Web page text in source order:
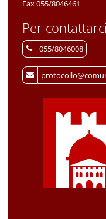
Fax 055/8046461
Per contattarci
055/8046008